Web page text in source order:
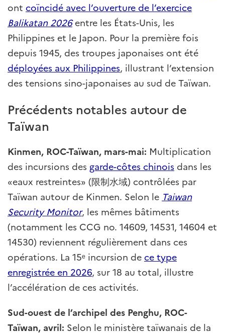
ont coïncidé avec l’ouverture de l’exercice
Balikatan 2026entre les États-Unis, les
Philippines et le Japon. Pour la première fois
depuis 1945, des troupes japonaises ont été
déployées aux Philippines, illustrant l’extension
des tensions sino-japonaises au sud de Taïwan.
Précédents notables autour de
Taïwan
Kinmen, ROC-Taïwan, mars-mai: Multiplication
des incursions des garde-côtes chinois dans les
«eaux restreintes» (限制水域) contrôlées par
Taïwan autour de Kinmen. Selon le Taiwan
Security Monitor, les mêmes bâtiments
(notamment les CCG no. 14609, 14531, 14604 et
14530) reviennent régulièrement dans ces
opérations. La 15ᵉ incursion de ce type
enregistrée en 2026, sur 18 au total, illustre
l’accélération de ces activités.
Sud-ouest de l’archipel des Penghu, ROC-
Taïwan, avril: Selon le ministère taïwanais de la